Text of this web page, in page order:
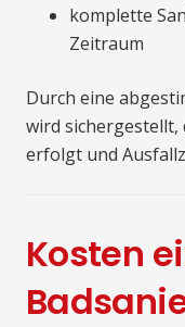
komplette
Zeitraum
Durch eine
wird sichergestellt,
erfolgt und
Kosten